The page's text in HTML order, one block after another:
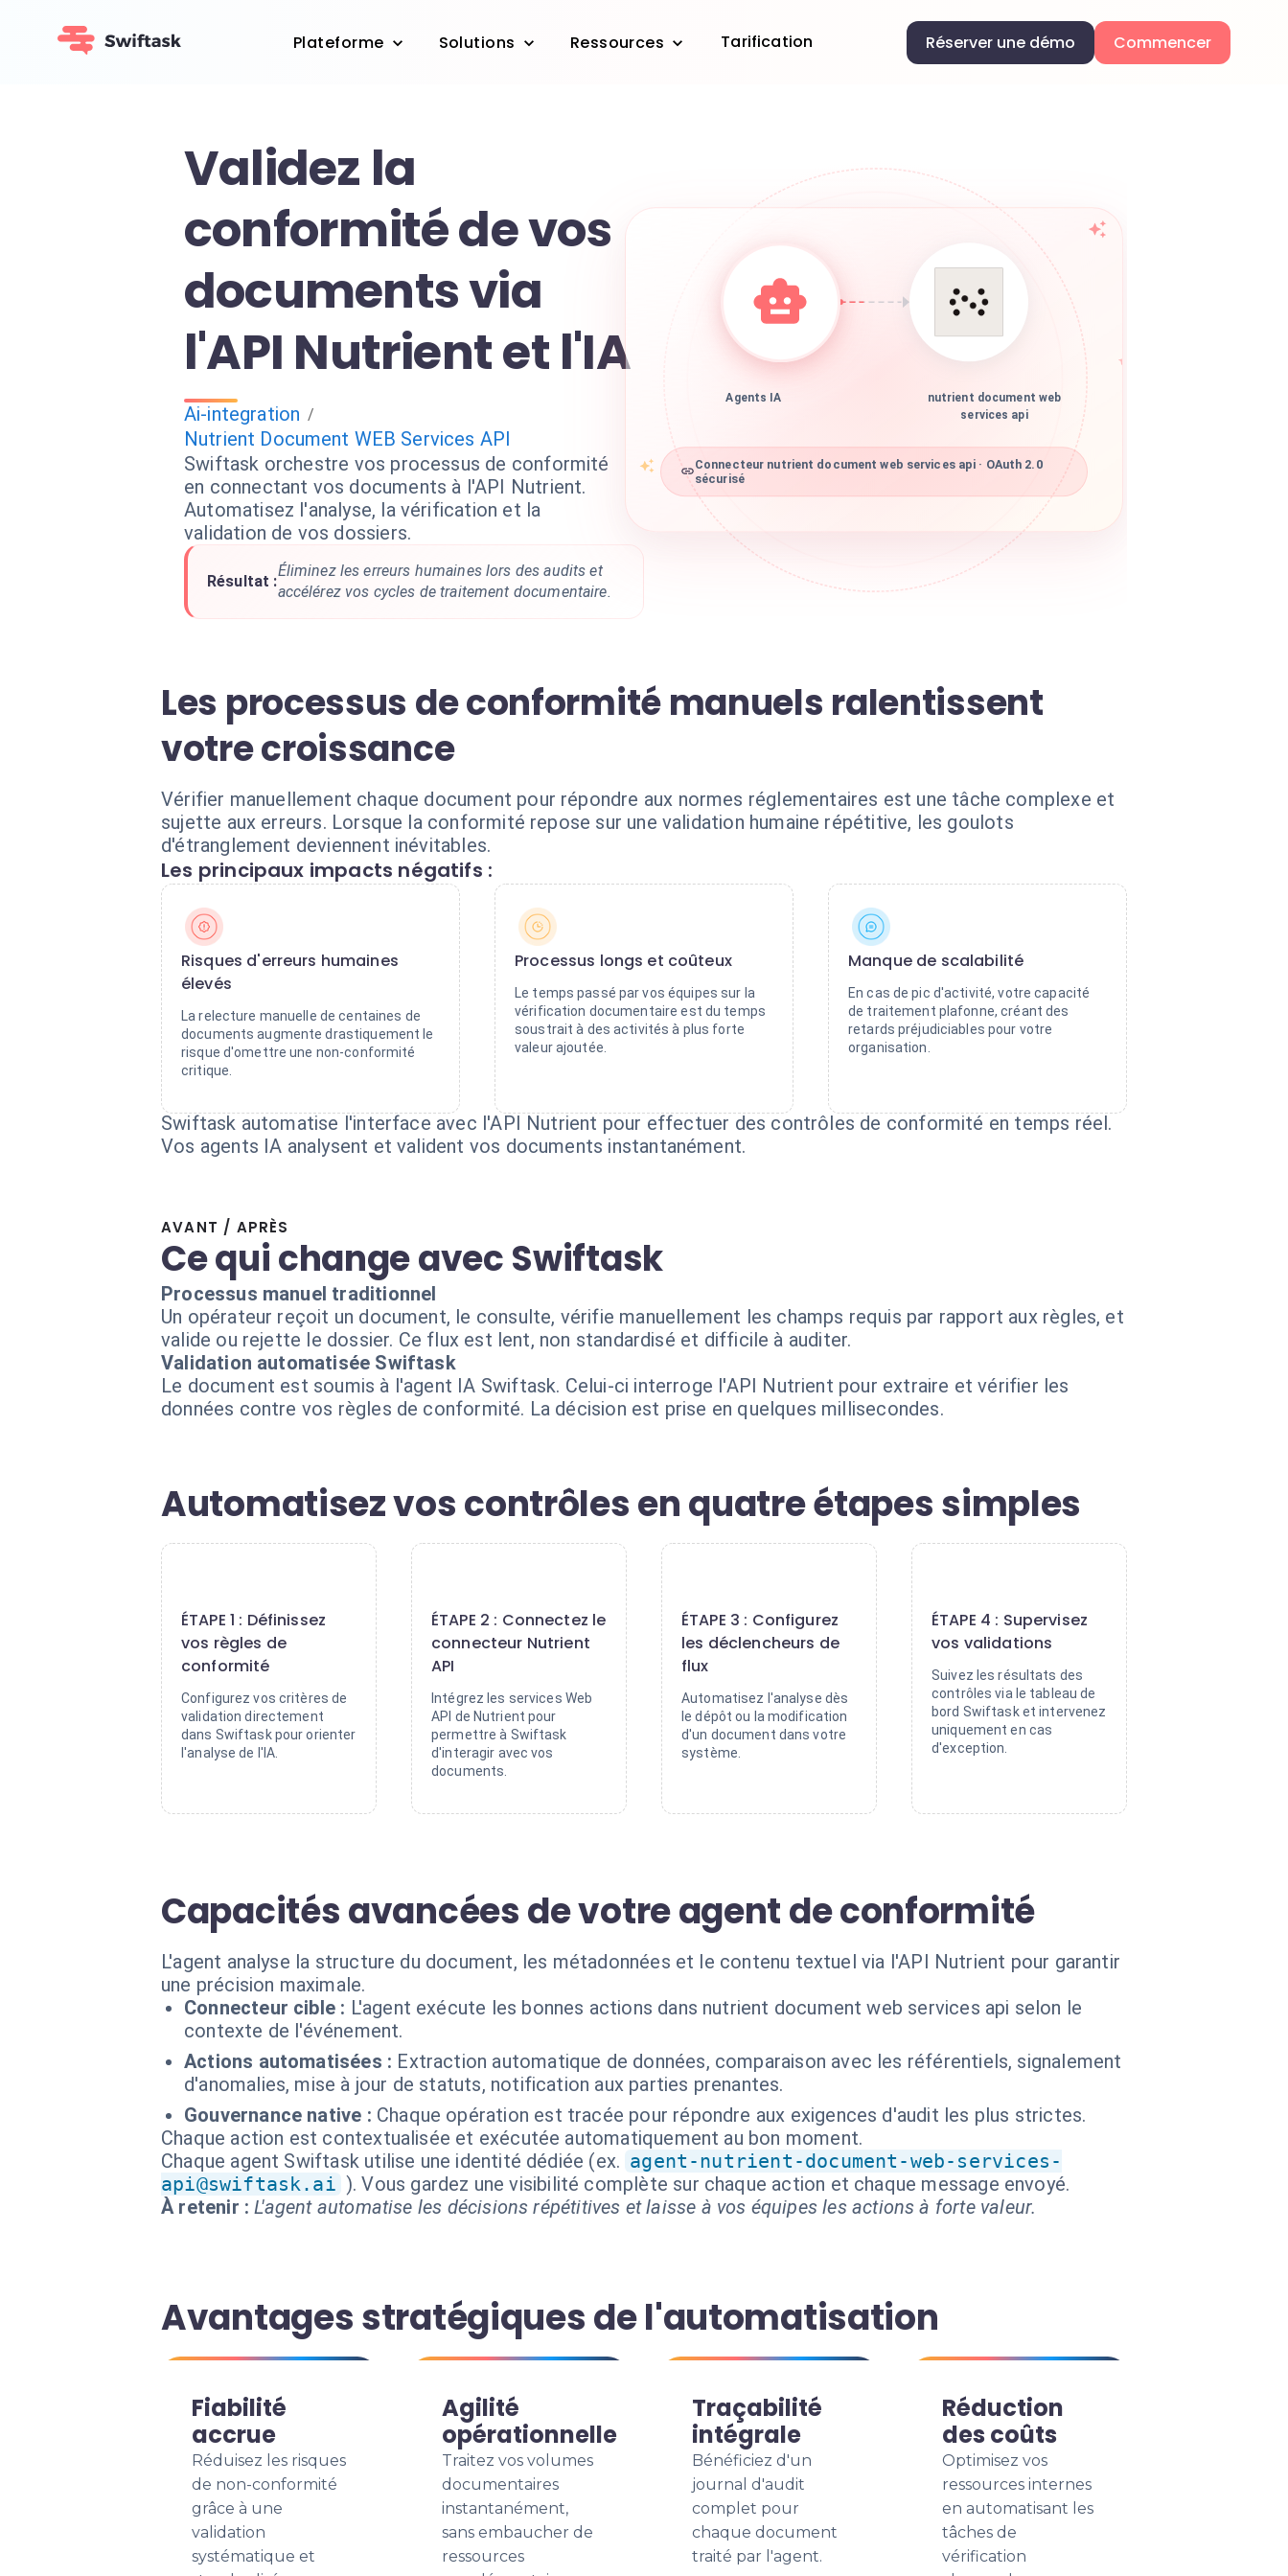
Plateforme Solutions Ressources Tarification Réserver une démo Commencer
Validez la
conformité de vos
documents via
l'API Nutrient et l'IA
Ai-integration /
Nutrient Document WEB Services API
Swiftask orchestre vos processus de conformité
en connectant vos documents à l'API Nutrient.
Automatisez l'analyse, la vérification et la
validation de vos dossiers.
Résultat :
Éliminez les erreurs humaines lors des audits et
accélérez vos cycles de traitement documentaire.
Agents IA
nutrient document web
services api
Connecteur nutrient document web services api · OAuth 2.0
sécurisé
Les processus de conformité manuels ralentissent
votre croissance
Vérifier manuellement chaque document pour répondre aux normes réglementaires est une tâche complexe et
sujette aux erreurs. Lorsque la conformité repose sur une validation humaine répétitive, les goulots
d'étranglement deviennent inévitables.
Les principaux impacts négatifs :
Risques d'erreurs humaines
élevés
La relecture manuelle de centaines de
documents augmente drastiquement le
risque d'omettre une non-conformité
critique.
Processus longs et coûteux
Le temps passé par vos équipes sur la
vérification documentaire est du temps
soustrait à des activités à plus forte
valeur ajoutée.
Manque de scalabilité
En cas de pic d'activité, votre capacité
de traitement plafonne, créant des
retards préjudiciables pour votre
organisation.
Swiftask automatise l'interface avec l'API Nutrient pour effectuer des contrôles de conformité en temps réel.
Vos agents IA analysent et valident vos documents instantanément.
AVANT / APRÈS
Ce qui change avec Swiftask
Processus manuel traditionnel
Un opérateur reçoit un document, le consulte, vérifie manuellement les champs requis par rapport aux règles, et
valide ou rejette le dossier. Ce flux est lent, non standardisé et difficile à auditer.
Validation automatisée Swiftask
Le document est soumis à l'agent IA Swiftask. Celui-ci interroge l'API Nutrient pour extraire et vérifier les
données contre vos règles de conformité. La décision est prise en quelques millisecondes.
Automatisez vos contrôles en quatre étapes simples
ÉTAPE 1 : Définissez
vos règles de
conformité
Configurez vos critères de
validation directement
dans Swiftask pour orienter
l'analyse de l'IA.
ÉTAPE 2 : Connectez le
connecteur Nutrient
API
Intégrez les services Web
API de Nutrient pour
permettre à Swiftask
d'interagir avec vos
documents.
ÉTAPE 3 : Configurez
les déclencheurs de
flux
Automatisez l'analyse dès
le dépôt ou la modification
d'un document dans votre
système.
ÉTAPE 4 : Supervisez
vos validations
Suivez les résultats des
contrôles via le tableau de
bord Swiftask et intervenez
uniquement en cas
d'exception.
Capacités avancées de votre agent de conformité
L'agent analyse la structure du document, les métadonnées et le contenu textuel via l'API Nutrient pour garantir
une précision maximale.
Connecteur cible : L'agent exécute les bonnes actions dans nutrient document web services api selon le
contexte de l'événement.
Actions automatisées : Extraction automatique de données, comparaison avec les référentiels, signalement
d'anomalies, mise à jour de statuts, notification aux parties prenantes.
Gouvernance native : Chaque opération est tracée pour répondre aux exigences d'audit les plus strictes.
Chaque action est contextualisée et exécutée automatiquement au bon moment.
Chaque agent Swiftask utilise une identité dédiée (ex. agent-nutrient-document-web-services-
api@swiftask.ai ). Vous gardez une visibilité complète sur chaque action et chaque message envoyé.
À retenir : L'agent automatise les décisions répétitives et laisse à vos équipes les actions à forte valeur.
Avantages stratégiques de l'automatisation
Fiabilité
accrue
Réduisez les risques
de non-conformité
grâce à une
validation
systématique et
Agilité
opérationnelle
Traitez vos volumes
documentaires
instantanément,
sans embaucher de
ressources
Traçabilité
intégrale
Bénéficiez d'un
journal d'audit
complet pour
chaque document
traité par l'agent.
Réduction
des coûts
Optimisez vos
ressources internes
en automatisant les
tâches de
vérification